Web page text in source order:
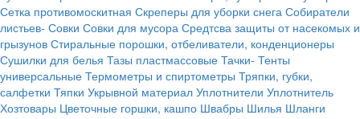
Сетка противомоскитная Скреперы для уборки снега Собиратели
листьев- Совки Совки для мусора Средтсва защиты от насекомых и
грызунов Стиральные порошки, отбеливатели, конденционеры
Сушилки для белья Тазы пластмассовые Тачки- Тенты
универсальные Термометры и спиртометры Тряпки, губки,
салфетки Тяпки Укрывной материал Уплотнители Уплотнитель
Хозтовары Цветочные горшки, кашпо Швабры Шилья Шланги